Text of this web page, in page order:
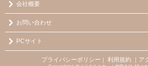
会社概要
お問い合わせ
PCサイト
プライバシーポリシー ｜ 利用規約 ｜